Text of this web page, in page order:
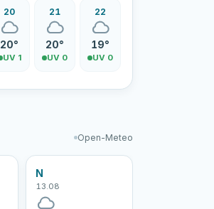
20
20°
UV 1
21
20°
UV 0
22
19°
UV 0
Open-Meteo
N
13.08